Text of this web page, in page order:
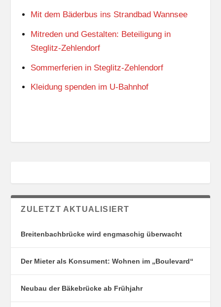
r
m
e
L
Mit dem Bäderbus ins Strandbad Wannsee
Mitreden und Gestalten: Beteiligung in
Steglitz-Zehlendorf
Sommerferien in Steglitz-Zehlendorf
Kleidung spenden im U-Bahnhof
ZULETZT AKTUALISIERT
Breitenbachbrücke wird engmaschig überwacht
Der Mieter als Konsument: Wohnen im „Boulevard“
Neubau der Bäkebrücke ab Frühjahr